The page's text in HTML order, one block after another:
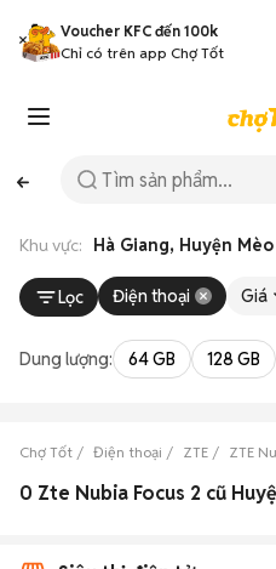
Voucher KFC đến 100k
Chỉ có trên app Chợ Tốt
Khu vực: Hà Giang, Huyện
Lọc Điện thoại Giá
Dung lượng: 64 GB 128 GB
Chợ Tốt Điện thoại ZTE ZTE